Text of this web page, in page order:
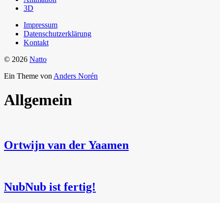
3D
Impressum
Datenschutzerklärung
Kontakt
© 2026 Natto
Ein Theme von Anders Norén
Allgemein
Ortwijn van der Yaamen
NubNub ist fertig!